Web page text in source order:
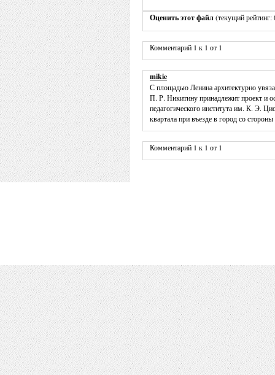
Оценить этот файл(текущий
Комментарий 1 к 1 от 1
mikie
С площадью Ленина архитектурно
П. Р. Никитину принадлежит проект и
педагогического института им. К. Э.
квартала при въезде в город со
Комментарий 1 к 1 от 1